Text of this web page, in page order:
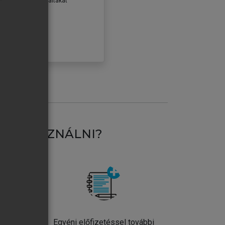
HASZNÁLNI?
Egyéni előfizetéssel további